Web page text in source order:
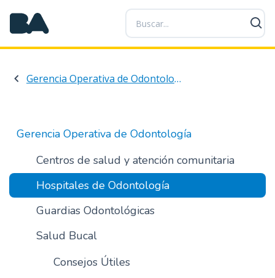
P
a
s
a
a
n
t
e
n
i
d
Gerencia Operativa de Odontología
Gerencia Operativa de Odontología
Centros de salud y atención comunitaria
Hospitales de Odontología
Guardias Odontológicas
Salud Bucal
Consejos Útiles